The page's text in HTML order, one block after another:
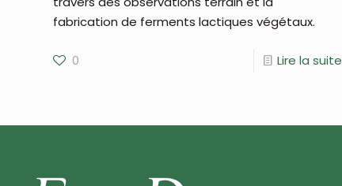
fabrication de ferments lactiques végétaux.
0 Lire la suite